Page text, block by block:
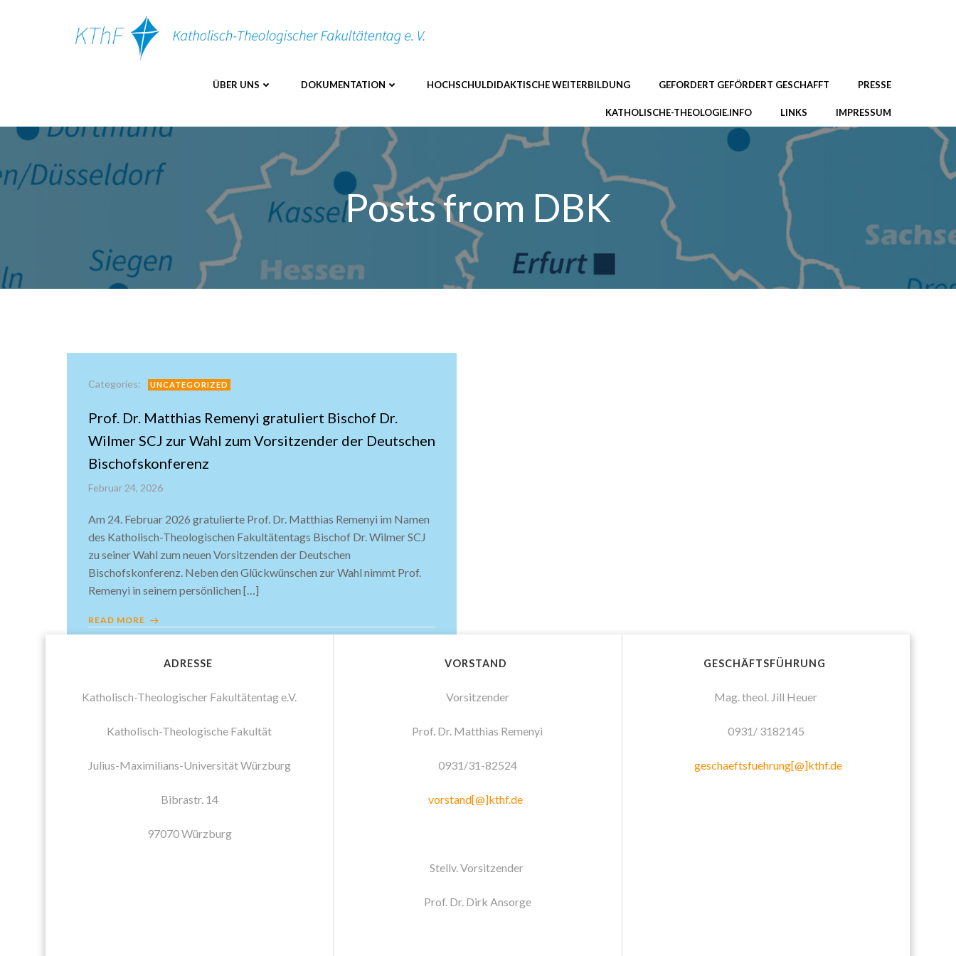
ÜBER UNS DOKUMENTATION HOCHSCHULDIDAKTISCHE WEITERBILDUNG GEFORDERT GEFÖRDERT GESCHAFFT PRESSE
KATHOLISCHE-THEOLOGIE.INFO LINKS IMPRESSUM
Posts from DBK
Categories: UNCATEGORIZED
Prof. Dr. Matthias Remenyi gratuliert Bischof Dr.
Wilmer SCJ zur Wahl zum Vorsitzender der Deutschen
Bischofskonferenz
Februar 24, 2026
Am 24. Februar 2026 gratulierte Prof. Dr. Matthias Remenyi im Namen
des Katholisch-Theologischen Fakultätentags Bischof Dr. Wilmer SCJ
zu seiner Wahl zum neuen Vorsitzenden der Deutschen
Bischofskonferenz. Neben den Glückwünschen zur Wahl nimmt Prof.
Remenyi in seinem persönlichen […]
READ MORE
ADRESSE
Katholisch-Theologischer Fakultätentag e.V.
Katholisch-Theologische Fakultät
Julius-Maximilians-Universität Würzburg
Bibrastr. 14
97070 Würzburg
VORSTAND
Vorsitzender
Prof. Dr. Matthias Remenyi
0931/31-82524
vorstand[@]kthf.de
Stellv. Vorsitzender
Prof. Dr. Dirk Ansorge
GESCHÄFTSFÜHRUNG
Mag. theol. Jill Heuer
0931/ 3182145
geschaeftsfuehrung[@]kthf.de